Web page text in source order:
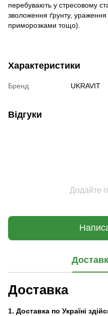
перебувають у стресовому
зволоження ґрунту,
приморозками тощо).
Характеристики
Бренд UKRAVIT
Відгуки
Додайте
Доставка
1. Доставка по Україні